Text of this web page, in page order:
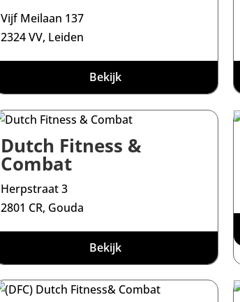
Vijf Meilaan 137
2324 VV, Leiden
Bekijk
Dutch Fitness &
Combat
Herpstraat 3
2801 CR, Gouda
Bekijk